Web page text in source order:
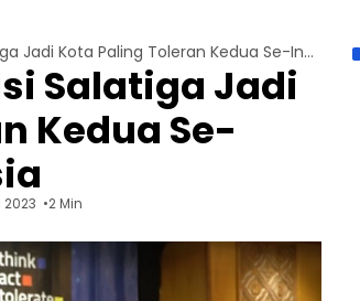
Mubaligh JAI Apresiasi Salatiga Jadi Kota Paling Toleran Kedua Se-Indonesia
Salatiga Jadi
Kedua Se-
2023 2 Min